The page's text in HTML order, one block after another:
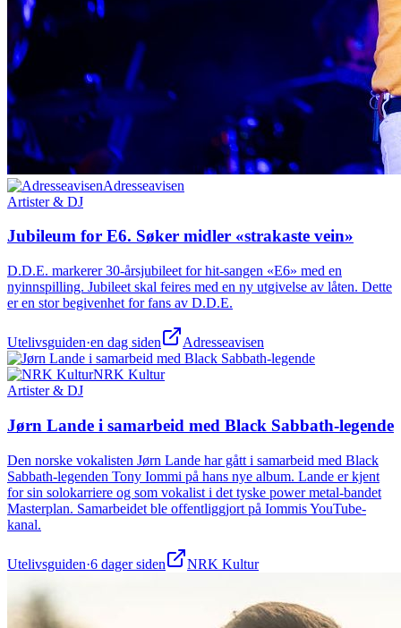
Adresseavisen
Artister & DJ
Jubileum for E6. Søker midler «strakaste vein»
D.D.E. markerer 30-årsjubileet for hit-sangen «E6» med en
nyinnspilling. Jubileet skal feires med en ny utgivelse av låten. Dette
er en stor begivenhet for fans av D.D.E.
Utelivsguiden·en dag siden Adresseavisen
NRK Kultur
Artister & DJ
Jørn Lande i samarbeid med Black Sabbath-legende
Den norske vokalisten Jørn Lande har gått i samarbeid med Black
Sabbath-legenden Tony Iommi på hans nye album. Lande er kjent
for sin solokarriere og som vokalist i det tyske power metal-bandet
Masterplan. Samarbeidet ble offentliggjort på Iommis YouTube-
kanal.
Utelivsguiden·6 dager siden NRK Kultur